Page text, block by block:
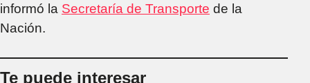
informó la Secretaría de Transporte de la
Nación.
Te puede interesar